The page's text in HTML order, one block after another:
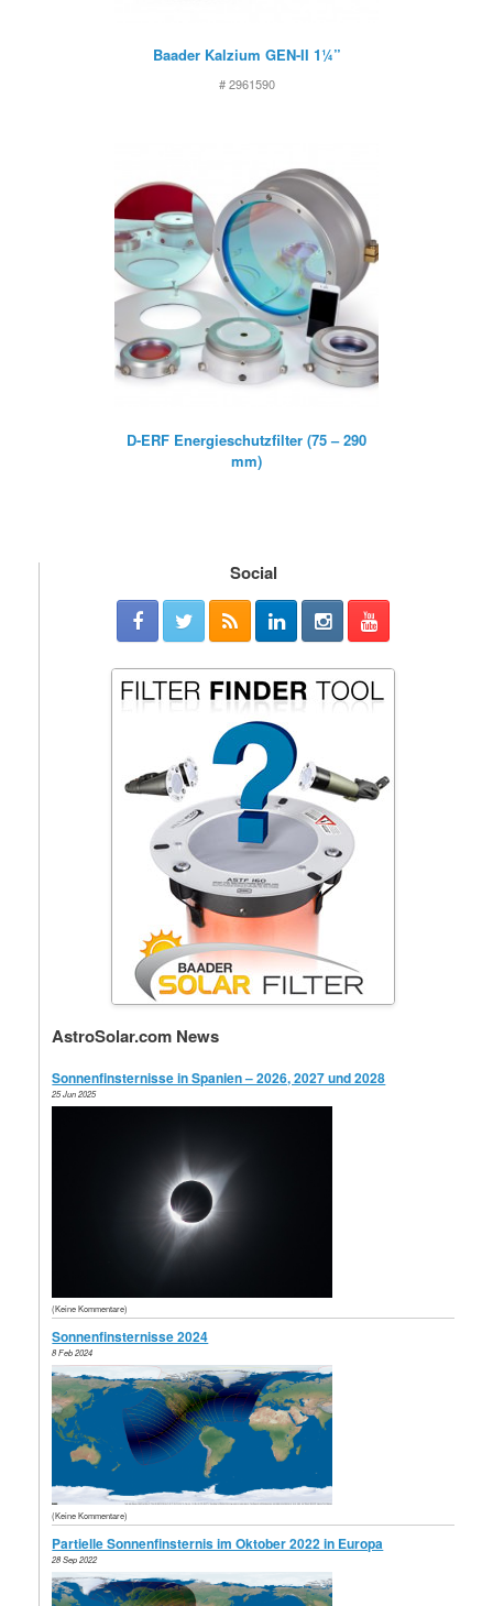
Baader Kalzium GEN-II 1¼”
# 2961590
D-ERF Energieschutzfilter (75 – 290
mm)
Social
AstroSolar.com News
Sonnenfinsternisse in Spanien – 2026, 2027 und 2028
25 Jun 2025
(Keine Kommentare)
Sonnenfinsternisse 2024
8 Feb 2024
(Keine Kommentare)
Partielle Sonnenfinsternis im Oktober 2022 in Europa
28 Sep 2022